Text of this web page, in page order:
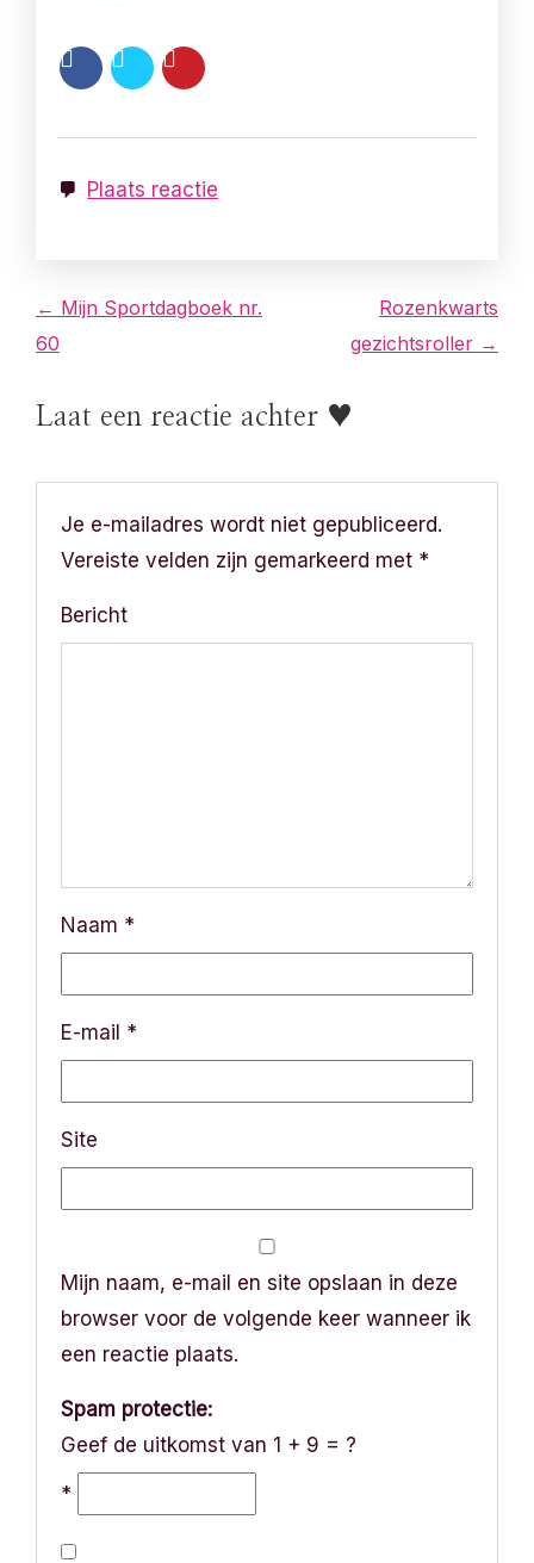
Plaats reactie
B
e
r
← Mijn Sportdagboek nr.
60
Rozenkwarts
gezichtsroller →
Laat een reactie achter ♥
Je e-mailadres wordt niet gepubliceerd.
Vereiste velden zijn gemarkeerd met *
Bericht
Naam *
E-mail *
Site
Mijn naam, e-mail en site opslaan in deze
browser voor de volgende keer wanneer ik
een reactie plaats.
Spam protectie:
Geef de uitkomst van 1 + 9 = ?
*